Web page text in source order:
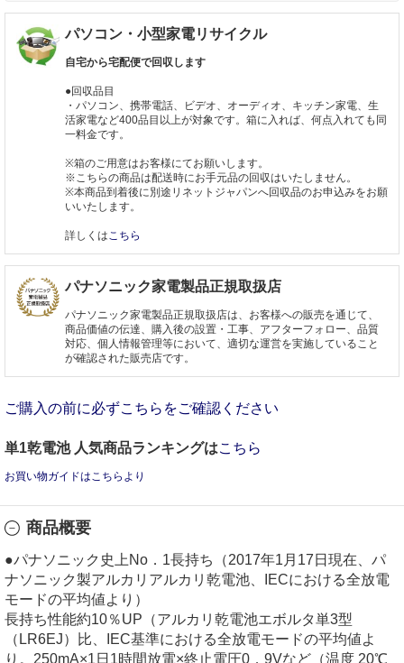
パソコン・小型家電リサイクル
自宅から宅配便で回収します
●回収品目
・パソコン、携帯電話、ビデオ、オーディオ、キッチン家電、生
活家電など400品目以上が対象です。箱に入れば、何点入れても同
一料金です。
※箱のご用意はお客様にてお願いします。
※こちらの商品は配送時にお手元品の回収はいたしません。
※本商品到着後に別途リネットジャパンへ回収品のお申込みをお願
いいたします。
詳しくは こちら
パナソニック家電製品正規取扱店
パナソニック家電製品正規取扱店は、お客様への販売を通じて、
商品価値の伝達、購入後の設置・工事、アフターフォロー、品質
対応、個人情報管理等において、適切な運営を実施していること
が確認された販売店です。
ご購入の前に必ずこちらをご確認ください
単1乾電池 人気商品ランキングはこちら
お買い物ガイドはこちらより
商品概要
●パナソニック史上No．1長持ち（2017年1月17日現在、パ
ナソニック製アルカリアルカリ乾電池、IECにおける全放電
モードの平均値より）
長持ち性能約10％UP（アルカリ乾電池エボルタ単3型
（LR6EJ）比、IEC基準における全放電モードの平均値よ
り。250mA×1日1時間放電×終止電圧0．9Vなど（温度 20℃